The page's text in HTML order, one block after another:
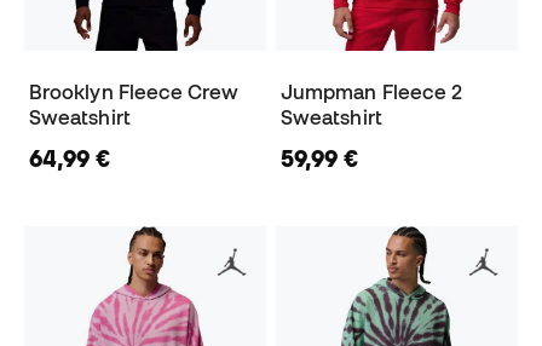
Brooklyn Fleece Crew
Sweatshirt
64,99 €
Jumpman Fleece 2
Sweatshirt
59,99 €